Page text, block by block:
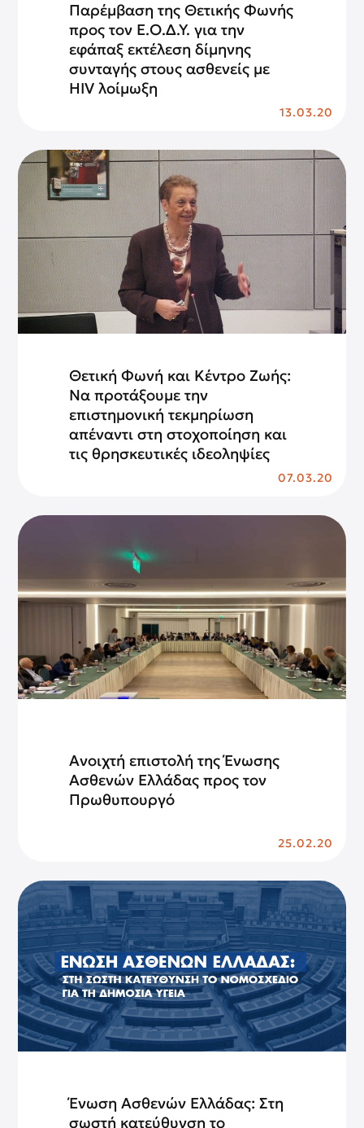
Παρέμβαση της Θετικής Φωνής
προς τον Ε.Ο.Δ.Υ. για την
εφάπαξ εκτέλεση δίμηνης
συνταγής στους ασθενείς με
HIV λοίμωξη
13.03.20
Θετική Φωνή και Κέντρο Ζωής:
Να προτάξουμε την
επιστημονική τεκμηρίωση
απέναντι στη στοχοποίηση και
τις θρησκευτικές ιδεοληψίες
07.03.20
Ανοιχτή επιστολή της Ένωσης
Ασθενών Ελλάδας προς τον
Πρωθυπουργό
25.02.20
Ένωση Ασθενών Ελλάδας: Στη
σωστή κατεύθυνση το